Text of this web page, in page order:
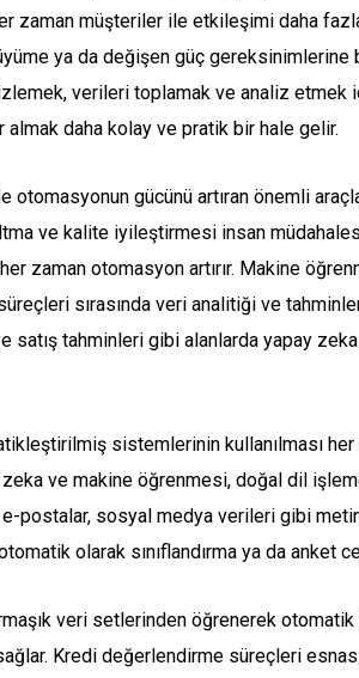
müşteriler ile etkileşimi daha
ya da değişen güç gereksinimlerine
verileri toplamak ve analiz etmek
almak daha kolay ve pratik bir hale gelir.
gücünü artıran önemli
ve kalite iyileştirmesi insan
zaman otomasyon artırır. Makine
sırasında veri analitiği ve
tahminleri gibi alanlarda yapay
sistemlerinin kullanılması
ve makine öğrenmesi, doğal dil
postalar, sosyal medya verileri gibi
olarak sınıflandırma ya da anket
veri setlerinden öğrenerek
Kredi değerlendirme süreçleri